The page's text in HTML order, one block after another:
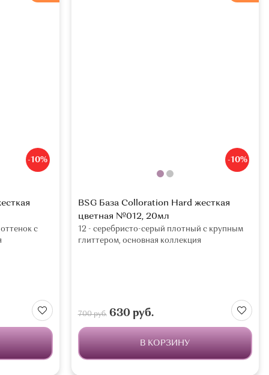
-10%
с
-10%
BSG База Colloration Hard жесткая
цветная №012, 20мл
12 - серебристо-серый плотный с крупным
глиттером, основная коллекция
700 руб.630 руб.
В КОРЗИНУ